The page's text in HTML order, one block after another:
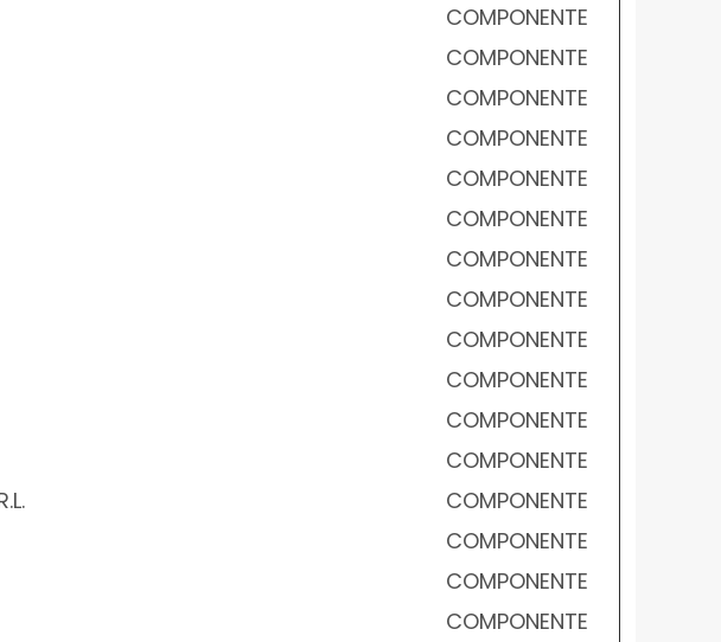
COMPONENTE
COMPONENTE
COMPONENTE
COMPONENTE
COMPONENTE
COMPONENTE
COMPONENTE
COMPONENTE
COMPONENTE
COMPONENTE
COMPONENTE
COMPONENTE
COMPONENTE
COMPONENTE
COMPONENTE
COMPONENTE